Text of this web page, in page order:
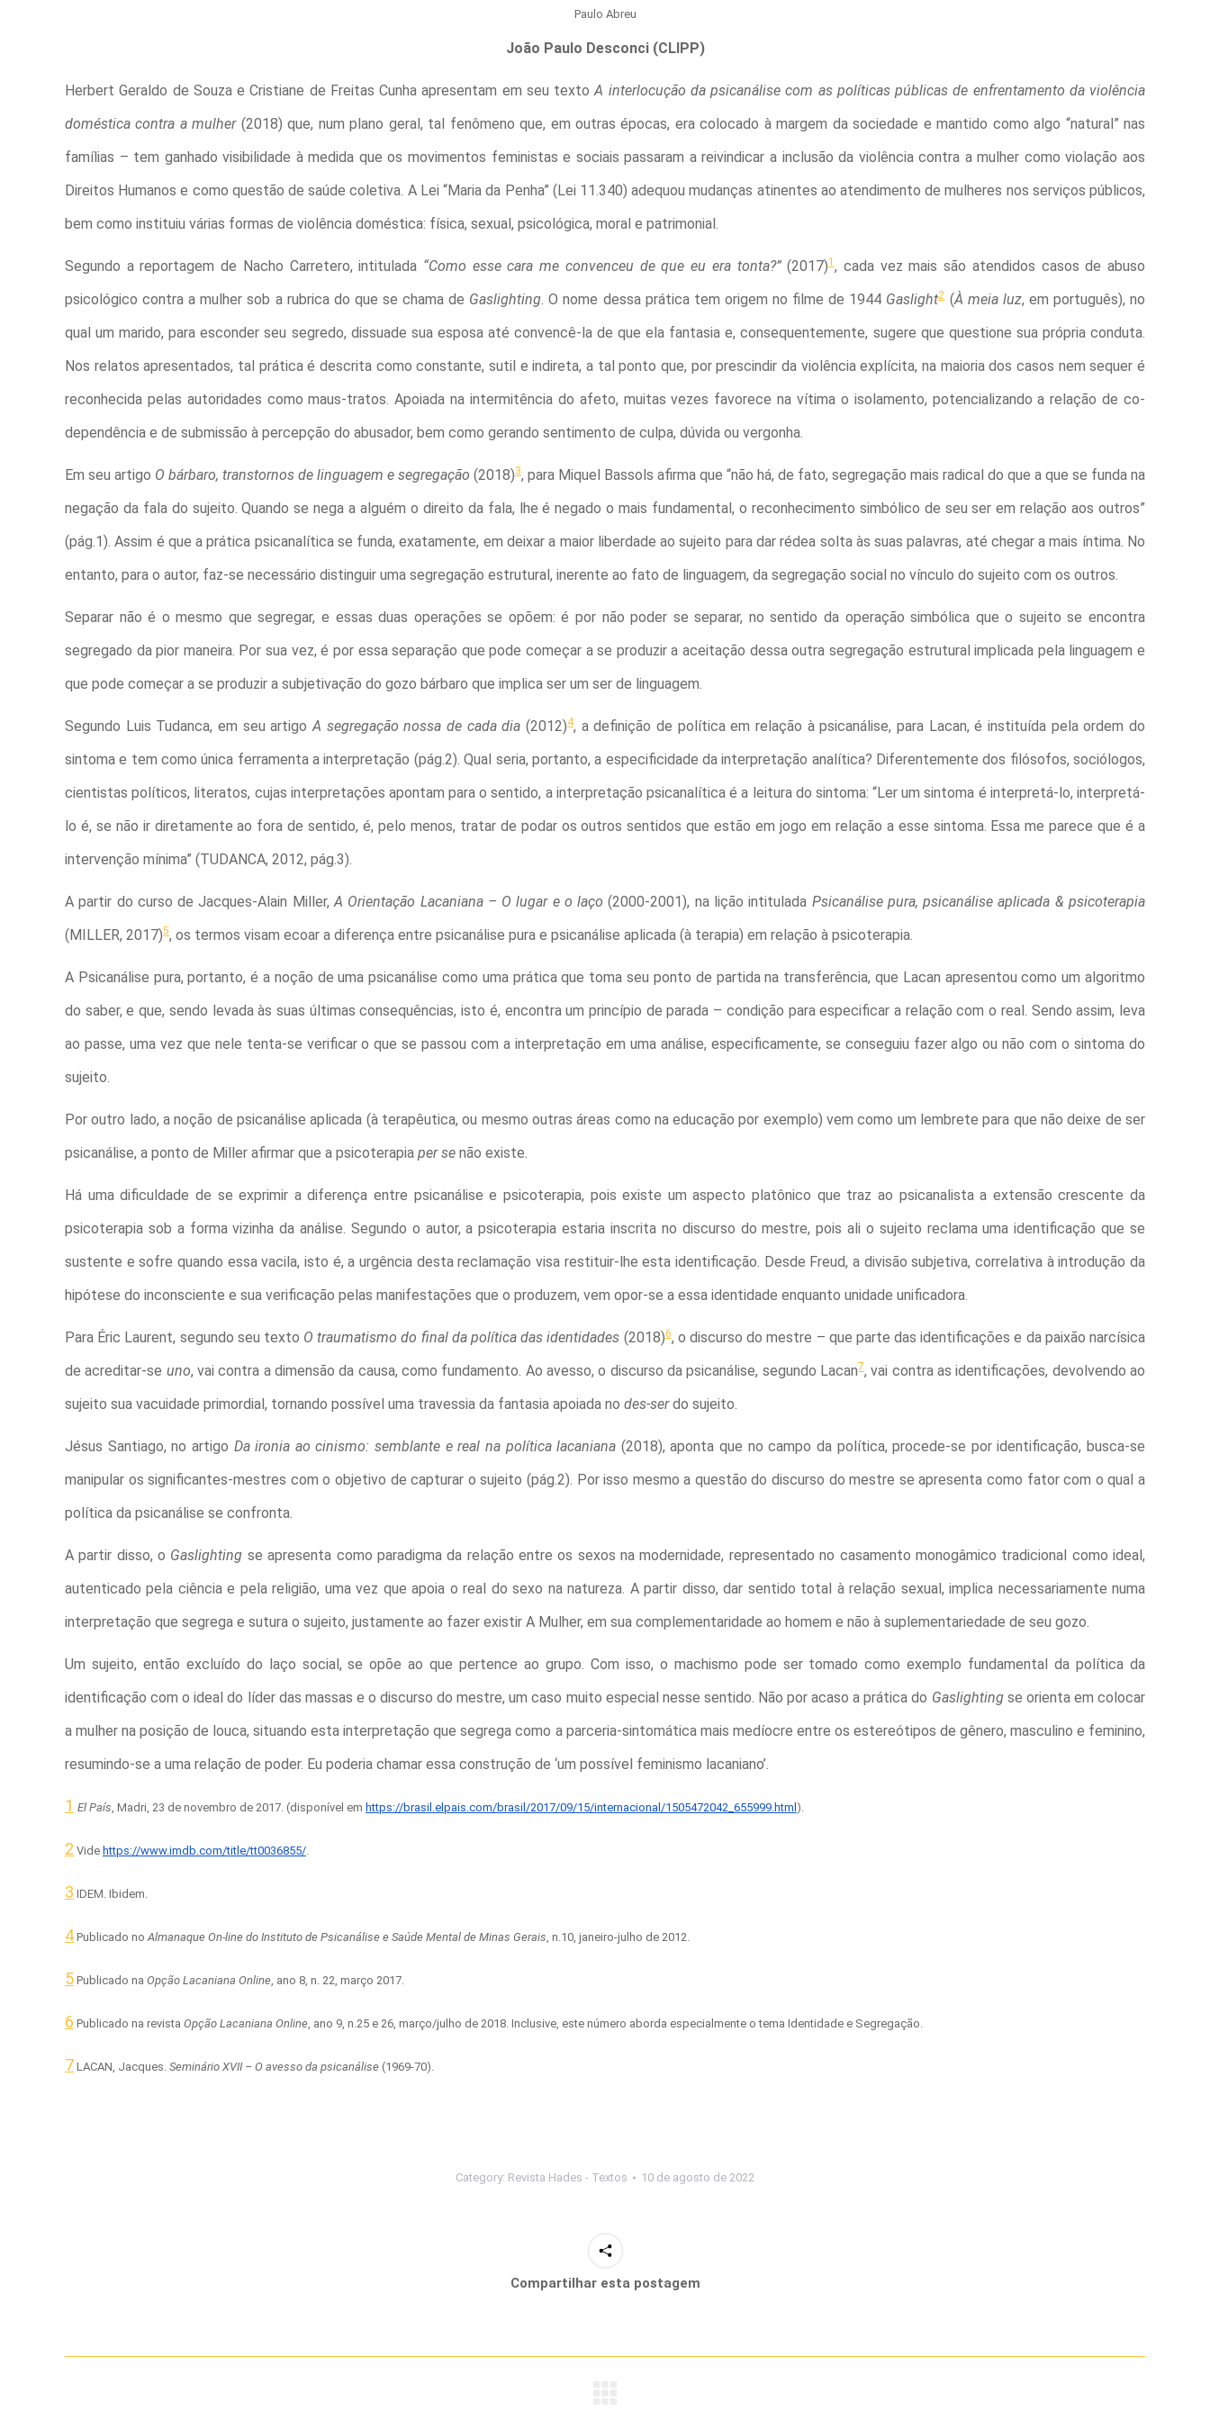
Paulo Abreu
João Paulo Desconci (CLIPP)
Herbert Geraldo de Souza e Cristiane de Freitas Cunha apresentam em seu textoA interlocução da psicanálise com as políticas públicas de enfrentamento da violência
doméstica contra a mulher(2018) que, num plano geral, tal fenômeno que, em outras épocas, era colocado à margem da sociedade e mantido como algo “natural” nas
famílias – tem ganhado visibilidade à medida que os movimentos feministas e sociais passaram a reivindicar a inclusão da violência contra a mulher como violação aos
Direitos Humanos e como questão de saúde coletiva. A Lei “Maria da Penha” (Lei 11.340) adequou mudanças atinentes ao atendimento de mulheres nos serviços públicos,
bem como instituiu várias formas de violência doméstica: física, sexual, psicológica, moral e patrimonial.
Segundo a reportagem de Nacho Carretero, intitulada “Como esse cara me convenceu de que eu era tonta?”(2017)1 , cada vez mais são atendidos casos de abuso
psicológico contra a mulher sob a rubrica do que se chama de Gaslighting. O nome dessa prática tem origem no filme de 1944 Gaslight2 (À meia luz, em português), no
qual um marido, para esconder seu segredo, dissuade sua esposa até convencê-la de que ela fantasia e, consequentemente, sugere que questione sua própria conduta.
Nos relatos apresentados, tal prática é descrita como constante, sutil e indireta, a tal ponto que, por prescindir da violência explícita, na maioria dos casos nem sequer é
reconhecida pelas autoridades como maus-tratos. Apoiada na intermitência do afeto, muitas vezes favorece na vítima o isolamento, potencializando a relação de co-
dependência e de submissão à percepção do abusador, bem como gerando sentimento de culpa, dúvida ou vergonha.
Em seu artigo O bárbaro, transtornos de linguagem e segregação (2018)3, para Miquel Bassols afirma que “não há, de fato, segregação mais radical do que a que se funda na
negação da fala do sujeito. Quando se nega a alguém o direito da fala, lhe é negado o mais fundamental, o reconhecimento simbólico de seu ser em relação aos outros”
(pág.1). Assim é que a prática psicanalítica se funda, exatamente, em deixar a maior liberdade ao sujeito para dar rédea solta às suas palavras, até chegar a mais íntima. No
entanto, para o autor, faz-se necessário distinguir uma segregação estrutural, inerente ao fato de linguagem, da segregação social no vínculo do sujeito com os outros.
Separar não é o mesmo que segregar, e essas duas operações se opõem: é por não poder se separar, no sentido da operação simbólica que o sujeito se encontra
segregado da pior maneira. Por sua vez, é por essa separação que pode começar a se produzir a aceitação dessa outra segregação estrutural implicada pela linguagem e
que pode começar a se produzir a subjetivação do gozo bárbaro que implica ser um ser de linguagem.
Segundo Luis Tudanca, em seu artigoA segregação nossa de cada dia (2012)4, a definição de política em relação à psicanálise, para Lacan, é instituída pela ordem do
sintoma e tem como única ferramenta a interpretação (pág.2). Qual seria, portanto, a especificidade da interpretação analítica? Diferentemente dos filósofos, sociólogos,
cientistas políticos, literatos, cujas interpretações apontam para o sentido, a interpretação psicanalítica é a leitura do sintoma: “Ler um sintoma é interpretá-lo, interpretá-
lo é, se não ir diretamente ao fora de sentido, é, pelo menos, tratar de podar os outros sentidos que estão em jogo em relação a esse sintoma. Essa me parece que é a
intervenção mínima” (TUDANCA, 2012, pág.3).
A partir do curso de Jacques-Alain Miller,A Orientação Lacaniana – O lugar e o laço (2000-2001), na lição intitulada Psicanálise pura, psicanálise aplicada & psicoterapia
(MILLER, 2017)5, os termos visam ecoar a diferença entre psicanálise pura e psicanálise aplicada (à terapia) em relação à psicoterapia.
A Psicanálise pura, portanto, é a noção de uma psicanálise como uma prática que toma seu ponto de partida na transferência, que Lacan apresentou como um algoritmo
do saber, e que, sendo levada às suas últimas consequências, isto é, encontra um princípio de parada – condição para especificar a relação com o real. Sendo assim, leva
ao passe, uma vez que nele tenta-se verificar o que se passou com a interpretação em uma análise, especificamente, se conseguiu fazer algo ou não com o sintoma do
sujeito.
Por outro lado, a noção de psicanálise aplicada (à terapêutica, ou mesmo outras áreas como na educação por exemplo) vem como um lembrete para que não deixe de ser
psicanálise, a ponto de Miller afirmar que a psicoterapia per se não existe.
Há uma dificuldade de se exprimir a diferença entre psicanálise e psicoterapia, pois existe um aspecto platônico que traz ao psicanalista a extensão crescente da
psicoterapia sob a forma vizinha da análise. Segundo o autor, a psicoterapia estaria inscrita no discurso do mestre, pois ali o sujeito reclama uma identificação que se
sustente e sofre quando essa vacila, isto é, a urgência desta reclamação visa restituir-lhe esta identificação. Desde Freud, a divisão subjetiva, correlativa à introdução da
hipótese do inconsciente e sua verificação pelas manifestações que o produzem, vem opor-se a essa identidade enquanto unidade unificadora.
Para Éric Laurent, segundo seu texto O traumatismo do final da política das identidades (2018)6, o discurso do mestre – que parte das identificações e da paixão narcísica
de acreditar-se uno, vai contra a dimensão da causa, como fundamento. Ao avesso, o discurso da psicanálise, segundo Lacan7, vai contra as identificações, devolvendo ao
sujeito sua vacuidade primordial, tornando possível uma travessia da fantasia apoiada no des-serdo sujeito.
Jésus Santiago, no artigo Da ironia ao cinismo: semblante e real na política lacaniana (2018), aponta que no campo da política, procede-se por identificação, busca-se
manipular os significantes-mestres com o objetivo de capturar o sujeito (pág.2). Por isso mesmo a questão do discurso do mestre se apresenta como fator com o qual a
política da psicanálise se confronta.
A partir disso, o Gaslighting se apresenta como paradigma da relação entre os sexos na modernidade, representado no casamento monogâmico tradicional como ideal,
autenticado pela ciência e pela religião, uma vez que apoia o real do sexo na natureza. A partir disso, dar sentido total à relação sexual, implica necessariamente numa
interpretação que segrega e sutura o sujeito, justamente ao fazer existir A Mulher, em sua complementaridade ao homem e não à suplementariedade de seu gozo.
Um sujeito, então excluído do laço social, se opõe ao que pertence ao grupo. Com isso, o machismo pode ser tomado como exemplo fundamental da política da
identificação com o ideal do líder das massas e o discurso do mestre, um caso muito especial nesse sentido. Não por acaso a prática do Gaslightingse orienta em colocar
a mulher na posição de louca, situando esta interpretação que segrega como a parceria-sintomática mais medíocre entre os estereótipos de gênero, masculino e feminino,
resumindo-se a uma relação de poder. Eu poderia chamar essa construção de ‘um possível feminismo lacaniano’.
1 El País, Madri, 23 de novembro de 2017. (disponível em https://brasil.elpais.com/brasil/2017/09/15/internacional/1505472042_655999.html ).
2 Vide https://www.imdb.com/title/tt0036855/.
3 IDEM. Ibidem.
4 Publicado noAlmanaque On-line do Instituto de Psicanálise e Saúde Mental de Minas Gerais, n.10, janeiro-julho de 2012.
5 Publicado na Opção Lacaniana Online, ano 8, n. 22, março 2017.
6 Publicado na revista Opção Lacaniana Online, ano 9, n.25 e 26, março/julho de 2018. Inclusive, este número aborda especialmente o tema Identidade e Segregação.
7 LACAN, Jacques. Seminário XVII – O avesso da psicanálise (1969-70).
Category: Revista Hades - Textos 10 de agosto de 2022
Compartilhar esta postagem